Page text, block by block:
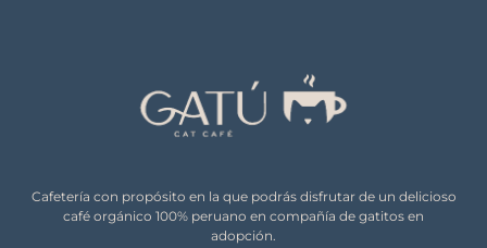
Cafetería con propósito en la que podrás disfrutar de un delicioso
café orgánico 100% peruano en compañía de gatitos en
adopción.